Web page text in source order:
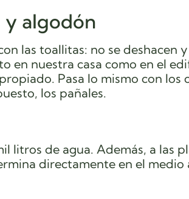
y algodón
las toallitas: no se deshacen
en nuestra casa como en el
Pasa lo mismo con los
los pañales.
litros de agua. Además, a las
directamente en el medio